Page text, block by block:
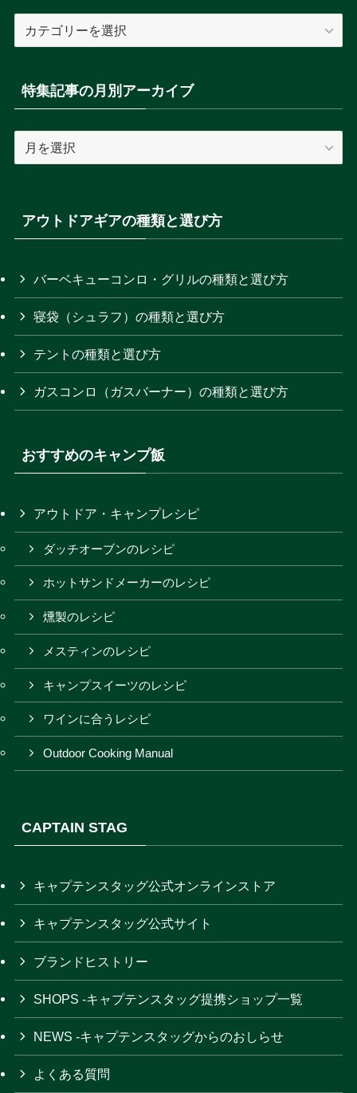
事
の
ゴ
を
選
特集記事の月別アーカイブ
の
月
ア
ー
カ
イ
ブ
アウトドアギアの種類と選び方
バーベキューコンロ・グリルの種類と選び方
寝袋（シュラフ）の種類と選び方
テントの種類と選び方
ガスコンロ（ガスバーナー）の種類と選び方
おすすめのキャンプ飯
アウトドア・キャンプレシピ
ダッチオーブンのレシピ
ホットサンドメーカーのレシピ
燻製のレシピ
メスティンのレシピ
キャンプスイーツのレシピ
ワインに合うレシピ
Outdoor Cooking Manual
CAPTAIN STAG
キャプテンスタッグ公式オンラインストア
キャプテンスタッグ公式サイト
ブランドヒストリー
SHOPS -キャプテンスタッグ提携ショップ一覧
NEWS -キャプテンスタッグからのおしらせ
よくある質問